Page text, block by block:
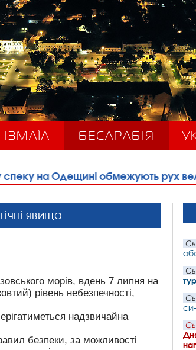
ІЗМАЇЛ БЕСАРАБІЯ
обмежують рух великовагового
явища
морів, вдень 7 липня на
рівень небезпечності,
надзвичайна
безпеки, за можливості